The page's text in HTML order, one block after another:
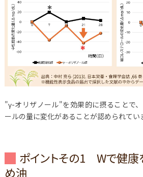
"γ-オリザノール"を効果的に摂ることで
ールの量に変化があることが認められてい
ポイントその1 Wで健康
め油